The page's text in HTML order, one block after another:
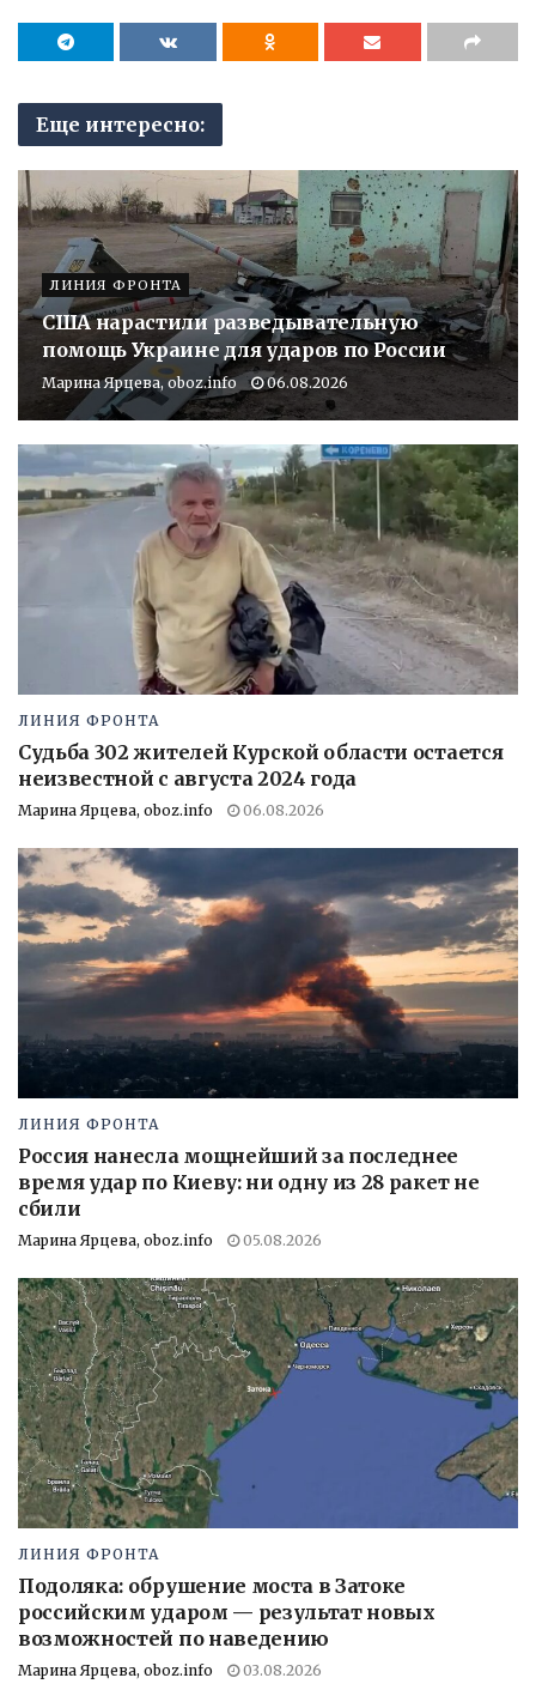
Еще интересно:
ЛИНИЯ ФРОНТА
США нарастили разведывательную
помощь Украине для ударов по России
Марина Ярцева, oboz.info 06.08.2026
ЛИНИЯ ФРОНТА
Судьба 302 жителей Курской области остается
неизвестной с августа 2024 года
Марина Ярцева, oboz.info 06.08.2026
ЛИНИЯ ФРОНТА
Россия нанесла мощнейший за последнее
время удар по Киеву: ни одну из 28 ракет не
сбили
Марина Ярцева, oboz.info 05.08.2026
ЛИНИЯ ФРОНТА
Подоляка: обрушение моста в Затоке
российским ударом — результат новых
возможностей по наведению
Марина Ярцева, oboz.info 03.08.2026